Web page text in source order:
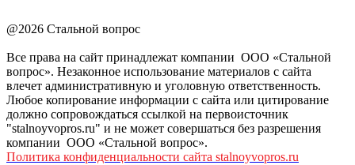
@2026 Стальной вопрос
Все права на сайт принадлежат компании ООО «Стальной
вопрос». Незаконное использование материалов с сайта
влечет административную и уголовную ответственность.
Любое копирование информации с сайта или цитирование
должно сопровождаться ссылкой на первоисточник
"stalnoyvopros.ru" и не может совершаться без разрешения
компании ООО «Стальной вопрос».
Политика конфиденциальности сайта stalnoyvopros.ru